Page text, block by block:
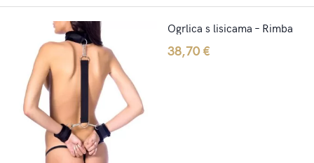
Ogrlica s lisicama – Rimba
38,70€